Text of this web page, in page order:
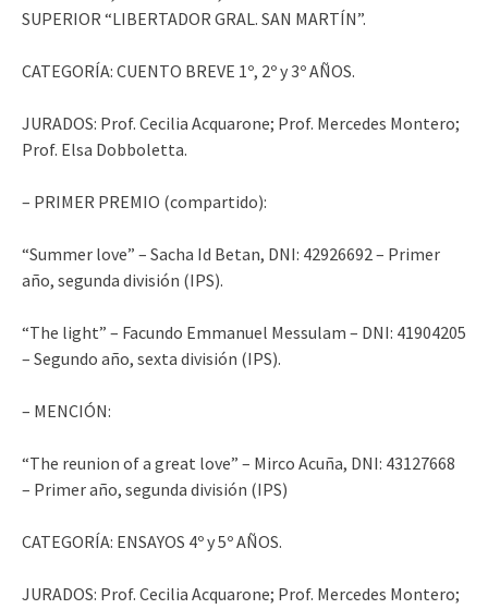
SUPERIOR “LIBERTADOR GRAL. SAN MARTÍN”.
CATEGORÍA: CUENTO BREVE 1º, 2º y 3º AÑOS.
JURADOS: Prof. Cecilia Acquarone; Prof. Mercedes Montero;
Prof. Elsa Dobboletta.
– PRIMER PREMIO (compartido):
“Summer love” – Sacha Id Betan, DNI: 42926692 – Primer
año, segunda división (IPS).
“The light” – Facundo Emmanuel Messulam – DNI: 41904205
– Segundo año, sexta división (IPS).
– MENCIÓN:
“The reunion of a great love” – Mirco Acuña, DNI: 43127668
– Primer año, segunda división (IPS)
CATEGORÍA: ENSAYOS 4º y 5º AÑOS.
JURADOS: Prof. Cecilia Acquarone; Prof. Mercedes Montero;